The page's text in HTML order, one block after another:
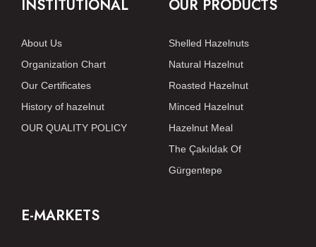
INSTITUTIONAL
About Us
Organization Chart
Our Certificates
History of hazelnut
OUR QUALITY POLICY
OUR PRODUCTS
Shelled Hazelnuts
Natural Hazelnut
Roasted Hazelnut
Minced Hazelnut
Hazelnut Meal
The Çakıldak Of
Gürgentepe
E-MARKETS